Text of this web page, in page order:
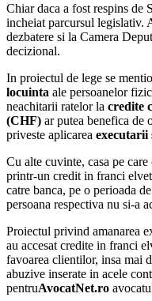
Chiar daca a fost respins de
incheiat parcursul legislativ.
dezbatere si la Camera
decizional.
In proiectul de lege se
locuinta ale persoanelor
neachitarii ratelor la credite
(CHF) ar putea benefica de
priveste aplicarea executarii
Cu alte cuvinte, casa pe
printr-un credit in franci
catre banca, pe o perioada
persoana respectiva nu si-a
Proiectul privind amanarea
au accesat credite in franci
favoarea clientilor, insa mai
abuzive inserate in acele
pentruAvocatNet.ro